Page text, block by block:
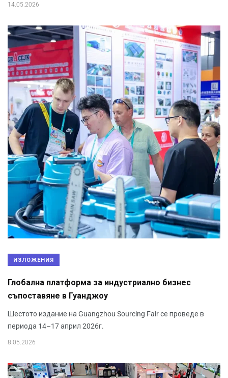
14.05.2026
ИЗЛОЖЕНИЯ
Глобална платформа за индустриално бизнес
съпоставяне в Гуанджоу
Шестото издание на Guangzhou Sourcing Fair се проведе в
периода 14–17 април 2026г.
8.05.2026